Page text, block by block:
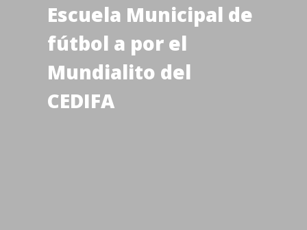
Escuela Municipal de
fútbol a por el
Mundialito del
CEDIFA